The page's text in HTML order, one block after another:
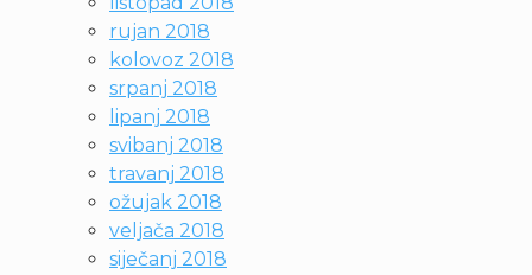
rujan 2018
kolovoz 2018
srpanj 2018
lipanj 2018
svibanj 2018
travanj 2018
ožujak 2018
veljača 2018
siječanj 2018